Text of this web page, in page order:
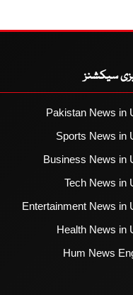
سیکشنز
Pakistan News in
Sports News in
Business News in
Tech News in
Entertainment News in
Health News in
Hum News